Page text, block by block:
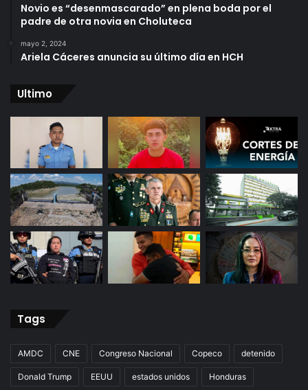
Novio es “desenmascarado” en plena boda por el
padre de otra novia en Choluteca
mayo 2, 2024
Ariela Cáceres anuncia su último día en HCH
Ultimo
Tags
AMDC CNE Congreso Nacional Copeco detenido
Donald Trump EEUU estados unidos Honduras